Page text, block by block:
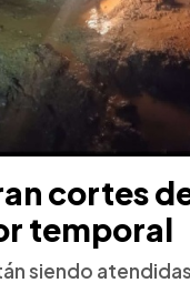
cortes
temporal
siendo atendidas